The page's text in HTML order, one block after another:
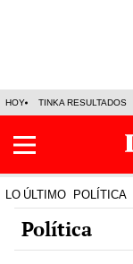
HOY TINKA RESULTADOS
LO ÚLTIMO POLÍTICA
Política